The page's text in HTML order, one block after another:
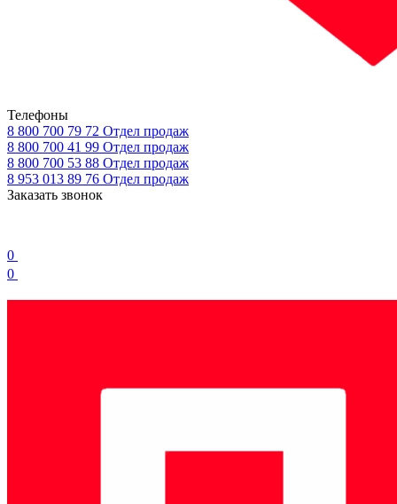
Телефоны
8 800 700 79 72 Отдел продаж
8 800 700 41 99 Отдел продаж
8 800 700 53 88 Отдел продаж
8 953 013 89 76 Отдел продаж
Заказать звонок
0
0